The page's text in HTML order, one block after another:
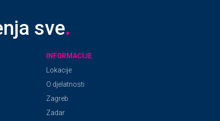
sve.
INFORMACIJE
Lokacije
O djelatnosti
Zagreb
Zadar